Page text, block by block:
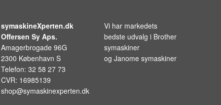
symaskineXperten.dk
Offersen Sy Aps.
Amagerbrogade 96G
2300 København S
Telefon: 32 58 27 73
CVR: 16985139
shop@symaskinexperten.dk
Vi har markedets
bedste udvalg i Brother
symaskiner
og Janome symaskiner